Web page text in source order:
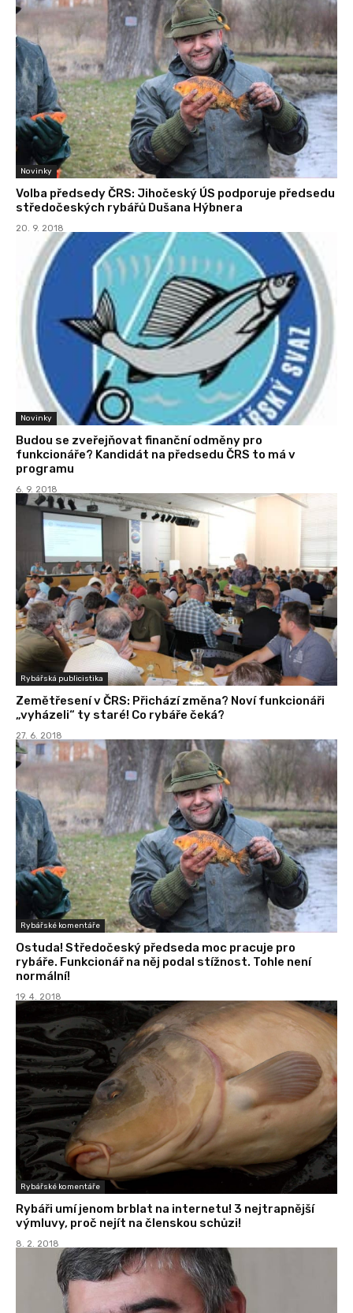
Novinky
Volba předsedy ČRS: Jihočeský ÚS podporuje předsedu
středočeských rybářů Dušana Hýbnera
20. 9. 2018
Novinky
Budou se zveřejňovat finanční odměny pro
funkcionáře? Kandidát na předsedu ČRS to má v
programu
6. 9. 2018
Rybářská publicistika
Zemětřesení v ČRS: Přichází změna? Noví funkcionáři
„vyházeli“ ty staré! Co rybáře čeká?
27. 6. 2018
Rybářské komentáře
Ostuda! Středočeský předseda moc pracuje pro
rybáře. Funkcionář na něj podal stížnost. Tohle není
normální!
19. 4. 2018
Rybářské komentáře
Rybáři umí jenom brblat na internetu! 3 nejtrapnější
výmluvy, proč nejít na členskou schůzi!
8. 2. 2018